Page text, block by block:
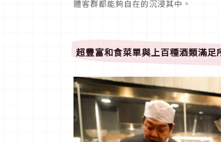
體客群都能夠自在的沉浸其中。
超豐富和食菜單與上百種酒類滿足